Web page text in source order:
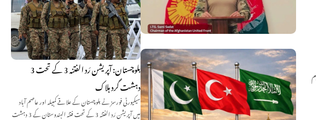
بلوچستان: آپریشن رَد الفتنہ 3 کے تحت 3
دہشت گرد ہلاک
سیکیورٹی فورسز نے بلوچستان کے علاقے کمبیلہ اور عاصم آباد
میں آپریشن رَد الفتنہ 3 کے تحت فتنہ الہندوستان کے 3 دہشت